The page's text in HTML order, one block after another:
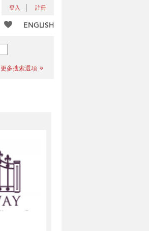
登入 註冊
ENGLISH
更多搜索選項